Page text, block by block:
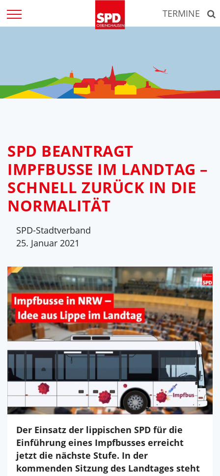
Inhalt
TERMINE
SPD BEANTRAGT
IMPFBUSSE IM LANDTAG –
SCHNELL ZURÜCK IN DIE
NORMALITÄT
SPD-Stadtverband
25. Januar 2021
Der Einsatz der lippischen SPD für die
Einführung eines Impfbusses erreicht
jetzt die nächste Stufe. In der
kommenden Sitzung des Landtages steht